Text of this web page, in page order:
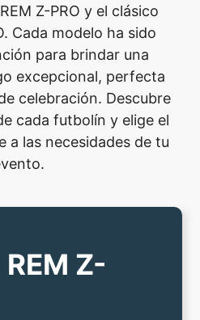
Z-PRO y el clásico
Cada modelo ha sido
para brindar una
excepcional, perfecta
celebración. Descubre
cada futbolín y elige el
a las necesidades de tu
Z-